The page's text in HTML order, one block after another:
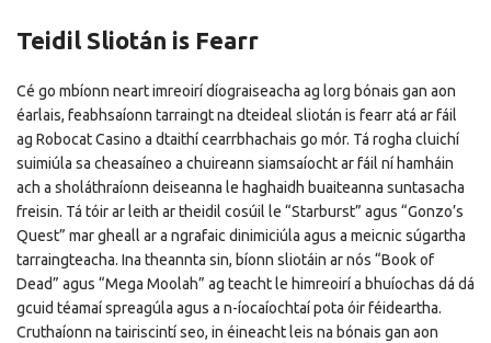
Teidil Sliotán is Fearr
Cé go mbíonn neart imreoirí díograiseacha ag lorg bónais gan aon
éarlais, feabhsaíonn tarraingt na dteideal sliotán is fearr atá ar fáil
ag Robocat Casino a dtaithí cearrbhachais go mór. Tá rogha cluichí
suimiúla sa cheasaíneo a chuireann siamsaíocht ar fáil ní hamháin
ach a sholáthraíonn deiseanna le haghaidh buaiteanna suntasacha
freisin. Tá tóir ar leith ar theidil cosúil le “Starburst” agus “Gonzo’s
Quest” mar gheall ar a ngrafaic dinimiciúla agus a meicnic súgartha
tarraingteacha. Ina theannta sin, bíonn sliotáin ar nós “Book of
Dead” agus “Mega Moolah” ag teacht le himreoirí a bhuíochas dá dá
gcuid téamaí spreagúla agus a n-íocaíochtaí pota óir féideartha.
Cruthaíonn na tairiscintí seo, in éineacht leis na bónais gan aon